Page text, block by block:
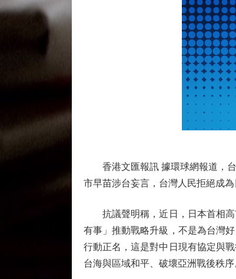
香港文匯報訊 據環球網報道，台
市早苗涉台妄言，台灣人民拒絕成為
抗議聲明稱，近日，日本首相高
有事」推動戰略升級，不是為台灣
行動正名，這是對中日現有協定與
台海與區域和平、破壞亞洲戰後秩